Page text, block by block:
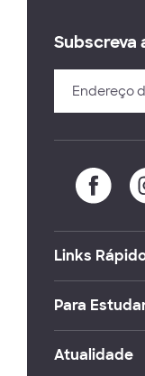
Subscreva
Links
Para
Atualidade